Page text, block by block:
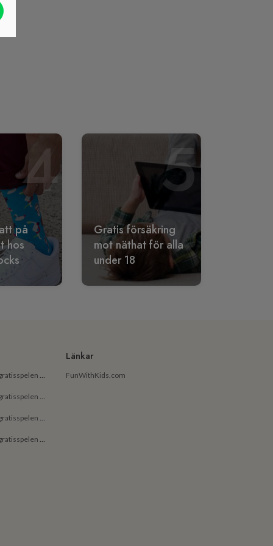
4
på
hos
5
Gratis försäkring
mot näthat för alla
under 18
De bästa gratisapparna och gratisspelen på Android för små barn
De bästa gratisapparna och gratisspelen på Android för barn
De bästa gratisapparna och gratisspelen på iPhone för små barn
De bästa gratisapparna och gratisspelen på iPhone för barn
Länkar
FunWithKids.com